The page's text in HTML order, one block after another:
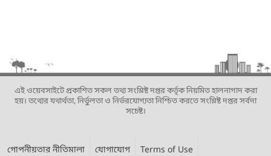
এই ওয়েবসাইটে প্রকাশিত সকল তথ্য সংশ্লিষ্ট দপ্তর কর্তৃক নিয়মিত হালনাগাদ করা
হয়। তথ্যের যথার্থতা, নির্ভুলতা ও নির্ভরযোগ্যতা নিশ্চিত করতে সংশ্লিষ্ট দপ্তর সর্বদা
সচেষ্ট।
গোপনীয়তার নীতিমালা যোগাযোগ Terms of Use